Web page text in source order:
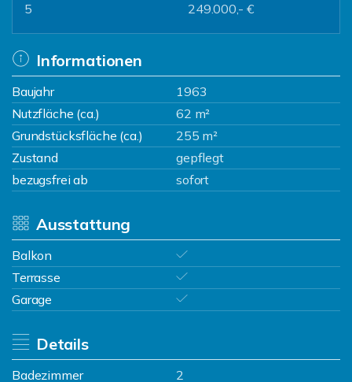
5
249.000,- €
Informationen
Baujahr
1963
Nutzfläche (ca.)
62 m²
Grundstücksfläche (ca.)
255 m²
Zustand
gepflegt
bezugsfrei ab
sofort
Ausstattung
Balkon
Terrasse
Garage
Details
Badezimmer
2